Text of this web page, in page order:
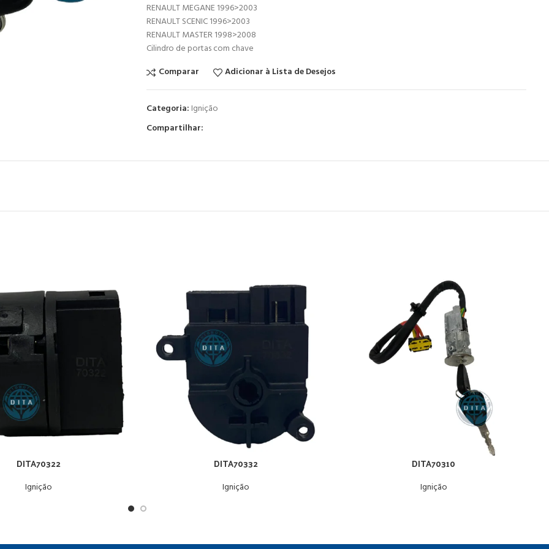
RENAULT MEGANE 1996>2003
RENAULT SCENIC 1996>2003
RENAULT MASTER 1998>2008
Cilindro de portas com chave
Comparar
Adicionar à Lista de Desejos
Categoria: Ignição
Compartilhar:
DITA70322
Ignição
DITA70332
Ignição
DITA70310
Ignição